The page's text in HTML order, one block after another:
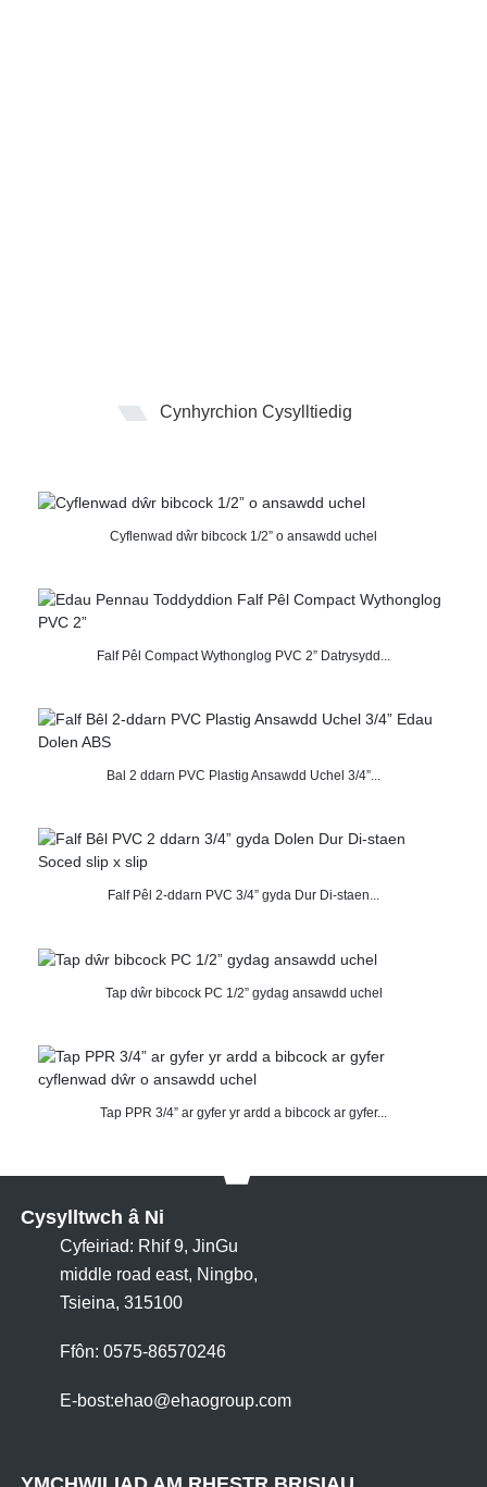
Cynhyrchion Cysylltiedig
Cyflenwad dŵr bibcock 1/2” o ansawdd uchel
Falf Pêl Compact Wythonglog PVC 2” Datrysydd...
Bal 2 ddarn PVC Plastig Ansawdd Uchel 3/4”...
Falf Pêl 2-ddarn PVC 3/4” gyda Dur Di-staen...
Tap dŵr bibcock PC 1/2” gydag ansawdd uchel
Tap PPR 3/4” ar gyfer yr ardd a bibcock ar gyfer...
Cysylltwch â Ni
Cyfeiriad: Rhif 9, JinGu
middle road east, Ningbo,
Tsieina, 315100
Ffôn: 0575-86570246
E-bost:ehao@ehaogroup.com